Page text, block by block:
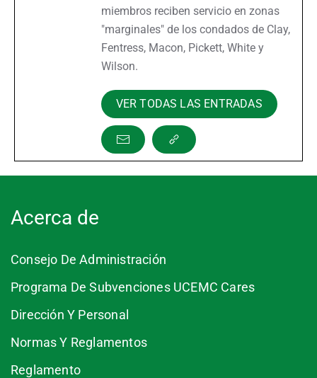
miembros reciben servicio en zonas
"marginales" de los condados de Clay,
Fentress, Macon, Pickett, White y
Wilson.
VER TODAS LAS ENTRADAS
Acerca de
Consejo De Administración
Programa De Subvenciones UCEMC Cares
Dirección Y Personal
Normas Y Reglamentos
Reglamento